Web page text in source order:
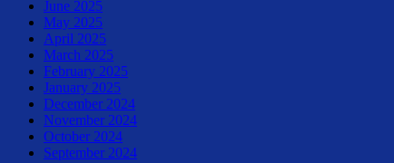
June 2025
May 2025
April 2025
March 2025
February 2025
January 2025
December 2024
November 2024
October 2024
September 2024